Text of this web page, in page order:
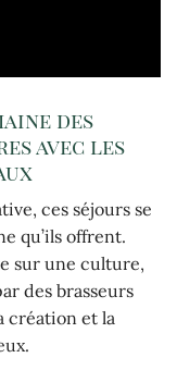
des
avec les
ces séjours se
qu’ils offrent.
sur une culture,
des brasseurs
création et la